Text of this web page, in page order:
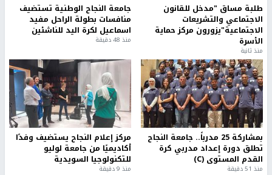
طلبة مساق "مدخل للقانون
الاجتماعي والتشريعات
الاجتماعية"يزورون مركز حماية
الأسرة
منذ ثانية
جامعة النجاح الوطنية تستضيف
منافسات بطولة الراحل مفيد
اسماعيل لكرة اليد للناشئين
منذ 48 دقيقة
بمشاركة 25 مدرباً.. جامعة النجاح
تطلق دورة إعداد مدربي كرة
القدم المستوى (C)
منذ 51 دقيقة
مركز إعلام النجاح يستضيف وفدًا
أكاديميًا من جامعة لوليو
للتكنولوجيا السويدية
منذ 9 دقيقة